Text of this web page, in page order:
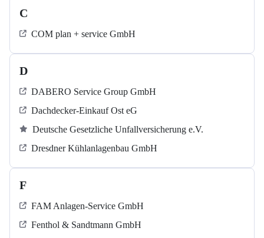
C
COM plan + service GmbH
D
DABERO Service Group GmbH
Dachdecker-Einkauf Ost eG
Deutsche Gesetzliche Unfallversicherung e.V.
Dresdner Kühlanlagenbau GmbH
F
FAM Anlagen-Service GmbH
Fenthol & Sandtmann GmbH